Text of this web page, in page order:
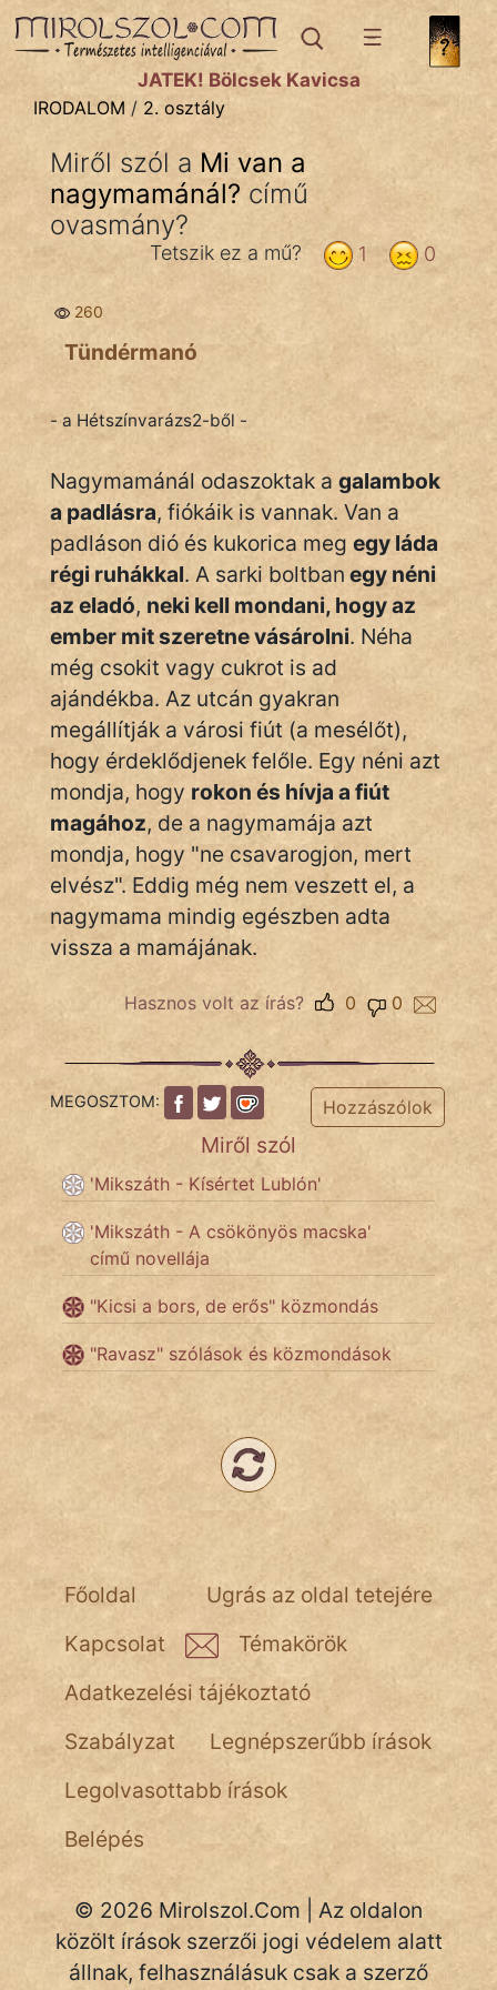
IRODALOMtémák:
Dráma
Költemény
Eposz
Komédia
Kötelező
Legenda
Mese
Monda
Novella
És
Elbeszélés
Regény
Tanmese
Vers
SZÓLÁS
KÖZMONDÁS
ZENE
ÉLETMÓD
MAGYARSÁG
És
TÖRTÉNELEM
Népszerű szerzőink:
Jób Gedeon
nagyöreg
pszichopati
szegény legény
JÁTÉK! Bölcsek Kavicsa
IRODALOM / 2. osztály
Miről szól a Mi van a
nagymamánál? című
ovasmány?
0
1
Tetszik ez a mű?
260
Tündérmanó
- a Hétszínvarázs2-ből -
Nagymamánál odaszoktak a galambok
a padlásra, fiókáik is vannak. Van a
padláson dió és kukorica meg egy láda
régi ruhákkal. A sarki boltban egy néni
az eladó, neki kell mondani, hogy az
ember mit szeretne vásárolni. Néha
még csokit vagy cukrot is ad
ajándékba. Az utcán gyakran
megállítják a városi fiút (a mesélőt),
hogy érdeklődjenek felőle. Egy néni azt
mondja, hogy rokon és hívja a fiút
magához, de a nagymamája azt
mondja, hogy "ne csavarogjon, mert
elvész". Eddig még nem veszett el, a
nagymama mindig egészben adta
vissza a mamájának.
Hasznos volt az írás? 0
0
MEGOSZTOM: Hozzászólok
Miről szól
'Mikszáth - Kísértet Lublón'
'Mikszáth - A csökönyös macska'
című novellája
"Kicsi a bors, de erős" közmondás
"Ravasz" szólások és közmondások
Ugrás az oldal tetejére
Főoldal
Kapcsolat
Témakörök
Adatkezelési tájékoztató
Szabályzat
Legnépszerűbb írások
Legolvasottabb írások
Belépés
© 2026 Mirolszol.Com | Az oldalon
közölt írások szerzői jogi védelem alatt
állnak, felhasználásuk csak a szerző